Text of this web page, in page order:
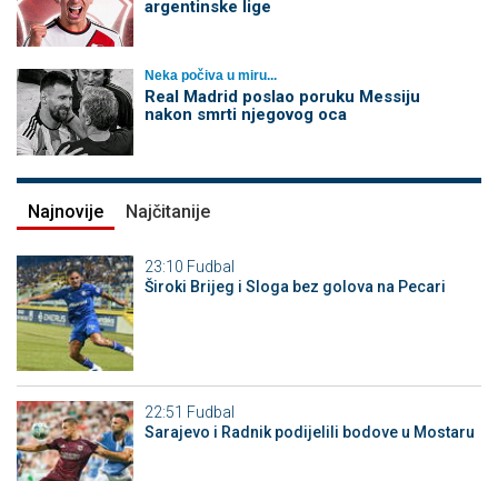
argentinske lige
Neka počiva u miru...
Real Madrid poslao poruku Messiju
nakon smrti njegovog oca
Najnovije Najčitanije
23:10 Fudbal
Široki Brijeg i Sloga bez golova na Pecari
22:51 Fudbal
Sarajevo i Radnik podijelili bodove u Mostaru